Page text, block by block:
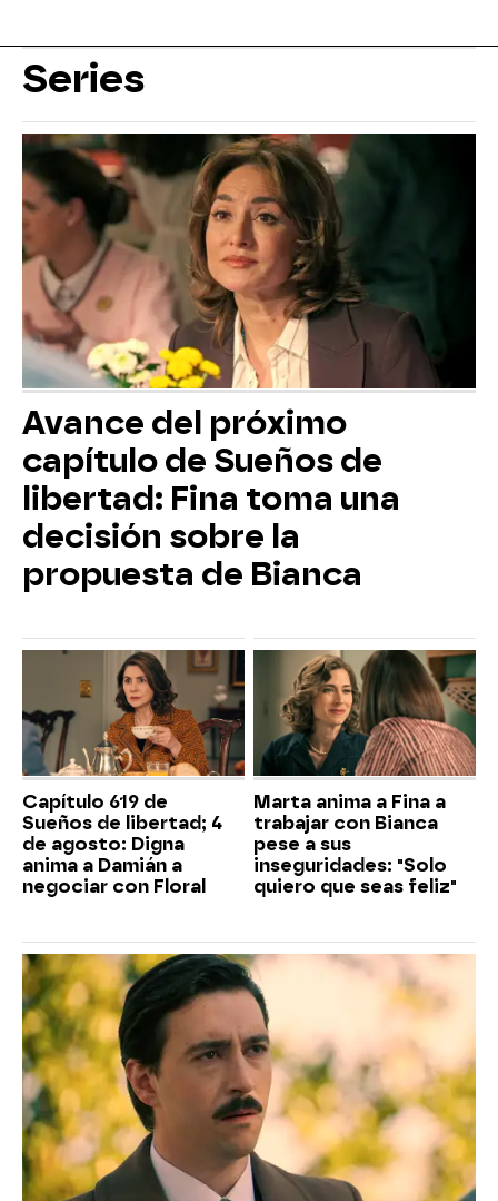
Series
Avance del próximo
capítulo de Sueños de
libertad: Fina toma una
decisión sobre la
propuesta de Bianca
Capítulo 619 de
Sueños de libertad; 4
de agosto: Digna
anima a Damián a
negociar con Floral
Marta anima a Fina a
trabajar con Bianca
pese a sus
inseguridades: "Solo
quiero que seas feliz"